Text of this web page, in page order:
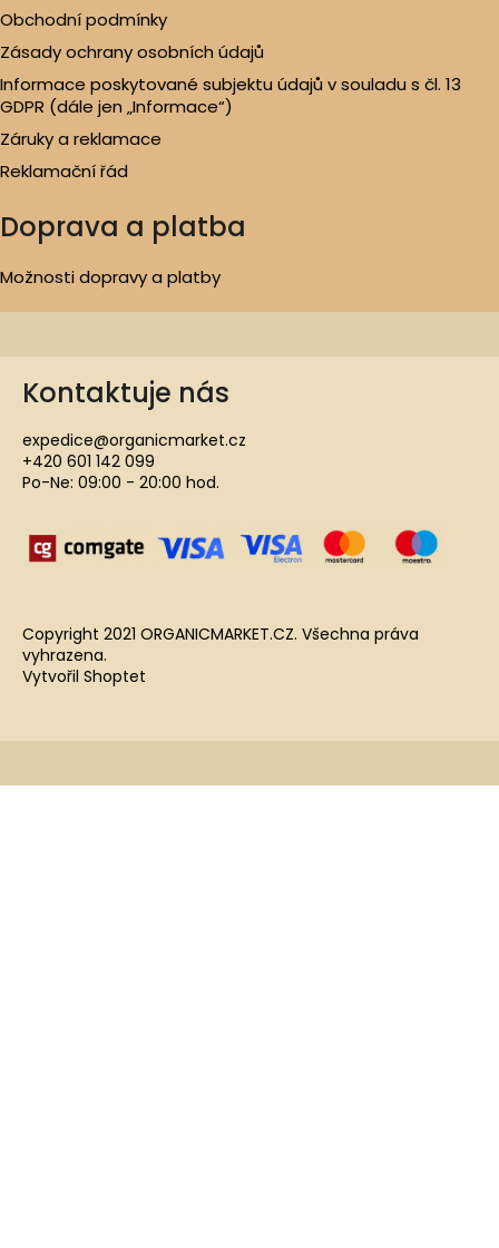
Obchodní podmínky
Zásady ochrany osobních údajů
Informace poskytované subjektu údajů v souladu s čl. 13
GDPR (dále jen „Informace“)
Záruky a reklamace
Reklamační řád
Doprava a platba
Možnosti dopravy a platby
Kontaktuje nás
expedice@organicmarket.cz
+420 601 142 099
Po-Ne: 09:00 - 20:00 hod.
Copyright 2021 ORGANICMARKET.CZ. Všechna práva
vyhrazena.
Vytvořil Shoptet